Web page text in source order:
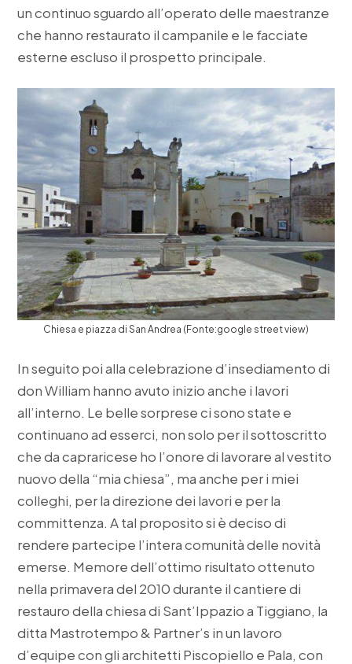
un continuo sguardo all’operato delle maestranze
che hanno restaurato il campanile e le facciate
esterne escluso il prospetto principale.
Chiesa e piazza di San Andrea (Fonte:google street view)
In seguito poi alla celebrazione d’insediamento di
don William hanno avuto inizio anche i lavori
all’interno. Le belle sorprese ci sono state e
continuano ad esserci, non solo per il sottoscritto
che da capraricese ho l’onore di lavorare al vestito
nuovo della “mia chiesa”, ma anche per i miei
colleghi, per la direzione dei lavori e per la
committenza. A tal proposito si è deciso di
rendere partecipe l’intera comunità delle novità
emerse. Memore dell’ottimo risultato ottenuto
nella primavera del 2010 durante il cantiere di
restauro della chiesa di Sant’Ippazio a Tiggiano, la
ditta Mastrotempo & Partner’s in un lavoro
d’equipe con gli architetti Piscopiello e Pala, con